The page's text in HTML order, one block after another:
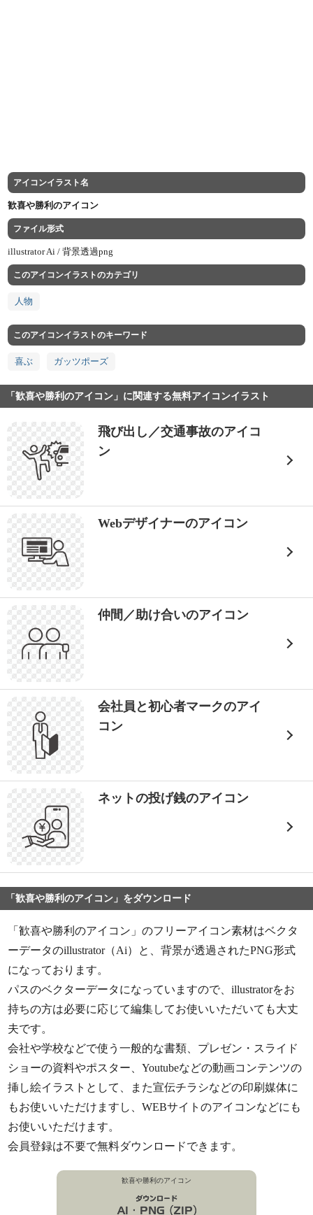
アイコンイラスト名
歓喜や勝利のアイコン
ファイル形式
illustrator Ai /背景透過png
このアイコンイラストのカテゴリ
人物
このアイコンイラストのキーワード
喜ぶ ガッツポーズ
「歓喜や勝利のアイコン」に関連する無料アイコンイラスト
飛び出し／交通事故のアイコ
ン
Webデザイナーのアイコン
仲間／助け合いのアイコン
会社員と初心者マークのアイ
コン
ネットの投げ銭のアイコン
「歓喜や勝利のアイコン」をダウンロード
「歓喜や勝利のアイコン」のフリーアイコン素材はベクタ
ーデータのillustrator（Ai）と、背景が透過されたPNG形式
になっております。
パスのベクターデータになっていますので、illustratorをお
持ちの方は必要に応じて編集してお使いいただいても大丈
夫です。
会社や学校などで使う一般的な書類、プレゼン・スライド
ショーの資料やポスター、Youtubeなどの動画コンテンツの
挿し絵イラストとして、また宣伝チラシなどの印刷媒体に
もお使いいただけますし、WEBサイトのアイコンなどにも
お使いいただけます。
会員登録は不要で無料ダウンロードできます。
歓喜や勝利のアイコン